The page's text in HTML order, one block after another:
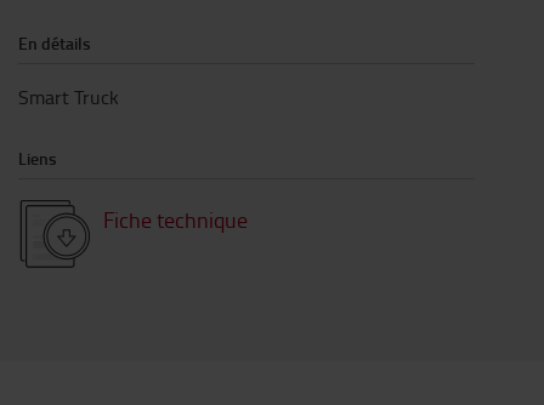
En détails
Smart Truck
Liens
Fiche technique